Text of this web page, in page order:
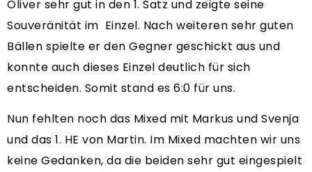
Oliver sehr gut in den 1. Satz und zeigte seine
Souveränität im Einzel. Nach weiteren sehr guten
Bällen spielte er den Gegner geschickt aus und
konnte auch dieses Einzel deutlich für sich
entscheiden. Somit stand es 6:0 für uns.
Nun fehlten noch das Mixed mit Markus und Svenja
und das 1. HE von Martin. Im Mixed machten wir uns
keine Gedanken, da die beiden sehr gut eingespielt